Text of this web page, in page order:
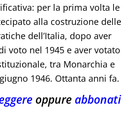
per la prima volta le
alla costruzione delle
dell’Italia, dopo aver
voto nel 1945 e aver votato
tra Monarchia e
1946. Ottanta anni fa.
oppure abbonati